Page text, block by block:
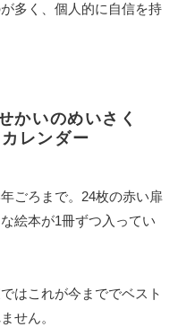
多く、個人的に自信を持
かいのめいさく
レンダー
ごろまで。24枚の赤い扉
絵本が1冊ずつ入ってい
はこれが今まででベスト
せん。